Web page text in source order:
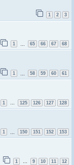
1 2 3
1 65 66 67 68
1 58 59 60 61
1 … 125 126 127 128
1 150 151 152 153
1 … 9 10 11 12